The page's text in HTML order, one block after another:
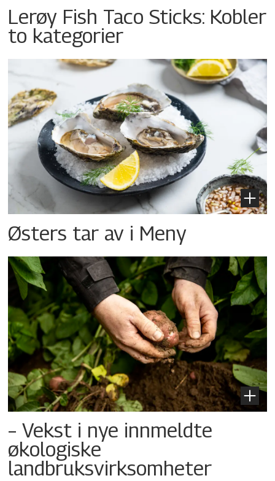
Lerøy Fish Taco Sticks: Kobler
to kategorier
Østers tar av i Meny
– Vekst i nye innmeldte
økologiske
landbruksvirksomheter